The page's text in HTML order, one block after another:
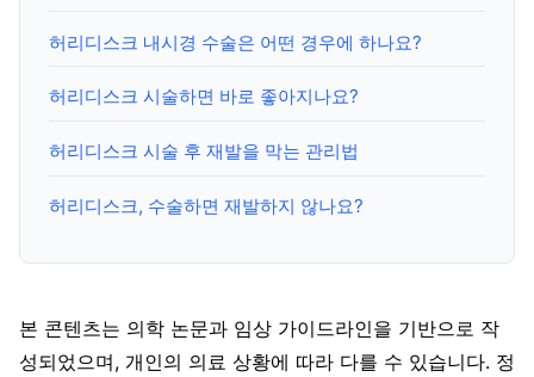
허리디스크 내시경 수술은 어떤 경우에 하나요?
허리디스크 시술하면 바로 좋아지나요?
허리디스크 시술 후 재발을 막는 관리법
허리디스크, 수술하면 재발하지 않나요?
본 콘텐츠는 의학 논문과 임상 가이드라인을 기반으로 작
성되었으며, 개인의 의료 상황에 따라 다를 수 있습니다. 정